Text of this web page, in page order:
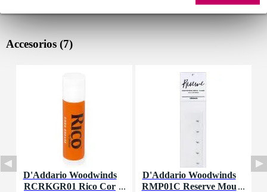
Accesorios (7)
D'Addario Woodwinds
RCRKGR01 Rico Cor
D'Addario Woodwinds
RMP01C Reserve Mou